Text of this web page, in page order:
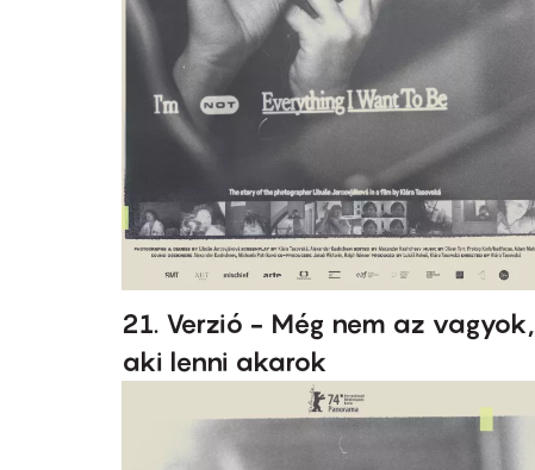
21. Verzió - Még nem az vagyok,
aki lenni akarok